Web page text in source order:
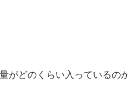
がどのくらい入っているの